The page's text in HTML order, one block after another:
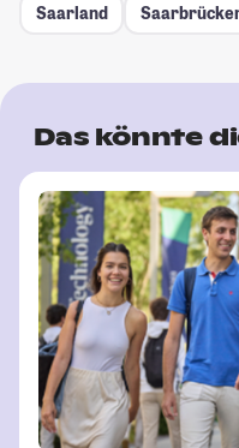
Saarland
Das könnte